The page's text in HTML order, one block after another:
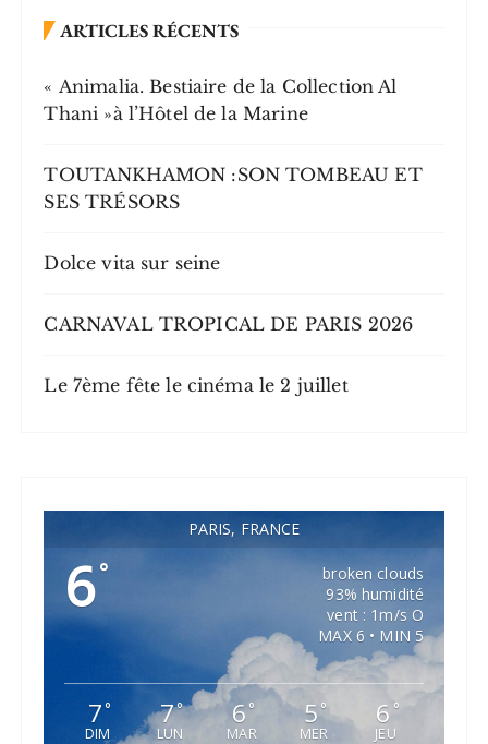
ARTICLES RÉCENTS
« Animalia. Bestiaire de la Collection Al
Thani »à l’Hôtel de la Marine
TOUTANKHAMON :SON TOMBEAU ET
SES TRÉSORS
Dolce vita sur seine
CARNAVAL TROPICAL DE PARIS 2026
Le 7ème fête le cinéma le 2 juillet
PARIS, FRANCE
6°
broken clouds
93% humidité
vent : 1m/s O
MAX 6 • MIN 5
7°
DIM
7°
LUN
6°
MAR
5°
MER
6 °
JEU